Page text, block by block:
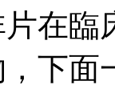
在
下